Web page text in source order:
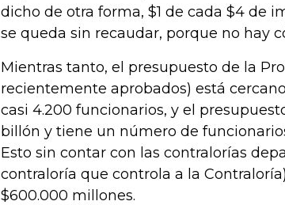
dicho de otra forma, $1 de cada $4 de
se queda sin recaudar, porque no hay
Mientras tanto, el presupuesto de la
recientemente aprobados) está
casi 4.200 funcionarios, y el
billón y tiene un número de
Esto sin contar con las contralorías
contraloría que controla a la
$600.000 millones.